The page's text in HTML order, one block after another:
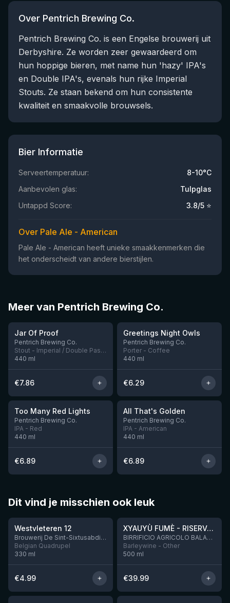
Over Pentrich Brewing Co.
Pentrich Brewing Co. is een Engelse brouwerij uit
Derbyshire. Ze worden zeer gewaardeerd om
hun hoppige bieren, met name hun 'hazy' IPA's
en Double IPA's, evenals hun rijke Imperial
Stouts. Ze staan bekend om hun consistente
kwaliteit en smaakvolle brouwsels.
Bier Informatie
Serveertemperatuur:
8-10°C
Aanbevolen glas:
Tulpglas
Untappd Score:
3.8/5 ⭐
Over Pale Ale - American
Pale Ale - American heeft unieke smaakkenmerken die
het onderscheidt van andere bierstijlen.
Meer van Pentrich Brewing Co.
★3.95
Jar Of Proof
Pentrich Brewing Co.
Stout - Imperial / Double Pastry
440 ml
€7.86
★3.92
Greetings Night Owls
Pentrich Brewing Co.
Porter - Coffee
440 ml
€6.29
Nog 6
★ 3.7
Too Many Red Lights
Pentrich Brewing Co.
IPA - Red
440 ml
€6.89
All That's Golden
Pentrich Brewing Co.
IPA - American
440 ml
€6.89
Dit vind je misschien ook leuk
★4.46
Westvleteren 12
Brouwerij De Sint-Sixtusabdij van Westvleteren
Belgian Quadrupel
330 ml
€4.99
★4.48
XYAUYÙ FUMÈ - RISERVA 2019
BIRRIFICIO AGRICOLO BALADIN - Baladin Indipendente Italian Farm Brewery
Barleywine - Other
500 ml
€39.99
★ 4.64 ★4.29